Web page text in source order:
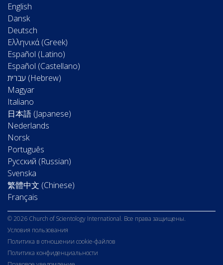
English
Dansk
Deutsch
Ελληνικά (Greek)
Español (Latino)
Español (Castellano)
Magyar
Italiano
日本語 (Japanese)
Nederlands
Norsk
Português
Русский (Russian)
Svenska
繁體中文 (Chinese)
Français
© 2026 Church of Scientology International. Все права защищены.
Условия пользования
Политика в отношении cookie-файлов
Политика конфиденциальности